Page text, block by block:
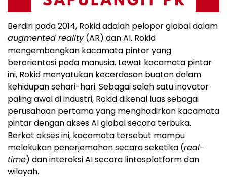
Berdiri pada 2014, Rokid adalah pelopor global dalam
augmented reality(AR) dan AI. Rokid
mengembangkan kacamata pintar yang
berorientasi pada manusia. Lewat kacamata pintar
ini, Rokid menyatukan kecerdasan buatan dalam
kehidupan sehari-hari. Sebagai salah satu inovator
paling awal di industri, Rokid dikenal luas sebagai
perusahaan pertama yang menghadirkan kacamata
pintar dengan akses AI global secara terbuka.
Berkat akses ini, kacamata tersebut mampu
melakukan penerjemahan secara seketika (real-
time) dan interaksi AI secara lintasplatform dan
wilayah.